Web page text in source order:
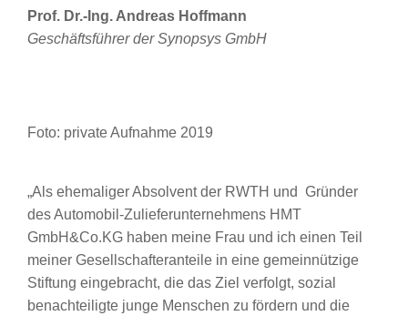
Prof. Dr.-Ing. Andreas Hoffmann
Geschäftsführer der Synopsys GmbH
Foto: private Aufnahme 2019
„Als ehemaliger Absolvent der RWTH und Gründer
des Automobil-Zulieferunternehmens HMT
GmbH&Co.KG haben meine Frau und ich einen Teil
meiner Gesellschafteranteile in eine gemeinnützige
Stiftung eingebracht, die das Ziel verfolgt, sozial
benachteiligte junge Menschen zu fördern und die